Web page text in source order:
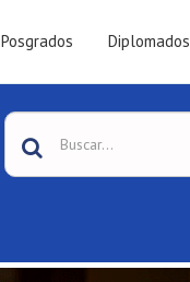
Posgrados Diplomados